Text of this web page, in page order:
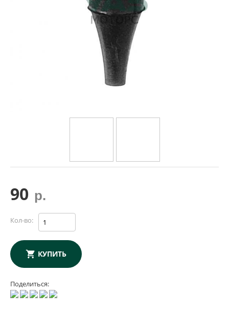
90 р.
Кол-во:
КУПИТЬ
Поделиться: